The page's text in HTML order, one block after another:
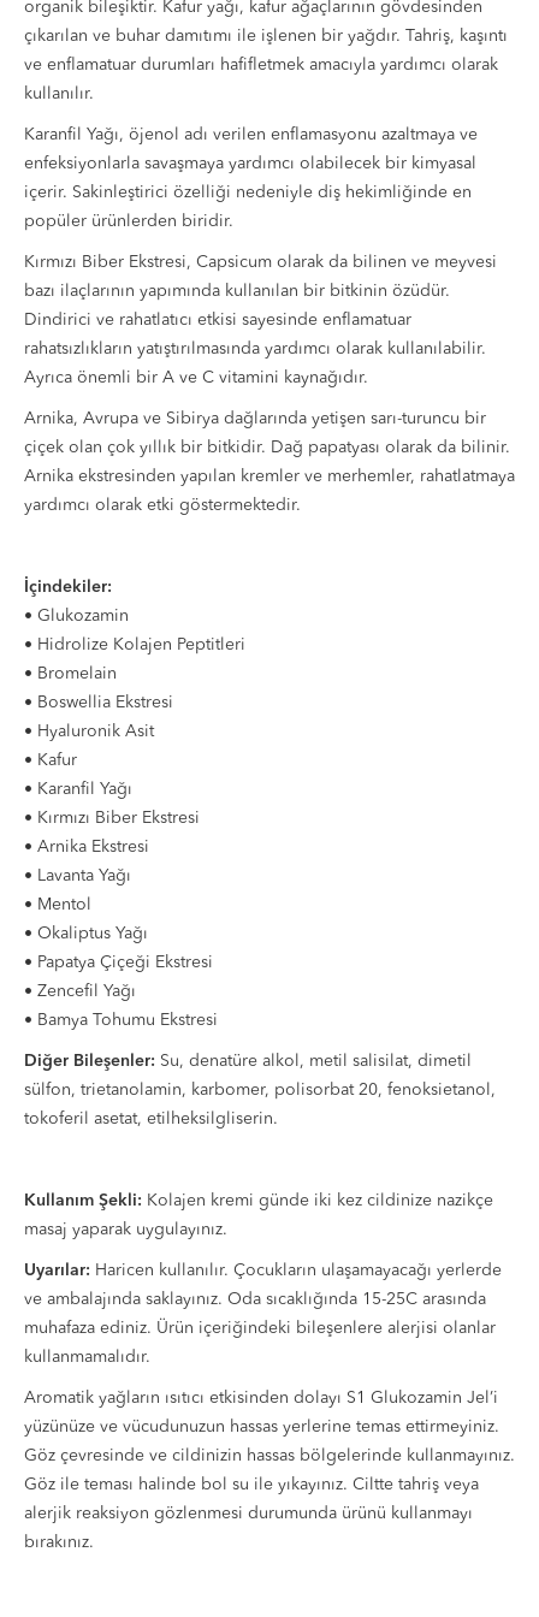
organik bileşiktir. Kafur yağı, kafur ağaçlarının gövdesinden
çıkarılan ve buhar damıtımı ile işlenen bir yağdır. Tahriş, kaşıntı
ve enflamatuar durumları hafifletmek amacıyla yardımcı olarak
kullanılır.
Karanfil Yağı, öjenol adı verilen enflamasyonu azaltmaya ve
enfeksiyonlarla savaşmaya yardımcı olabilecek bir kimyasal
içerir. Sakinleştirici özelliği nedeniyle diş hekimliğinde en
popüler ürünlerden biridir.
Kırmızı Biber Ekstresi, Capsicum olarak da bilinen ve meyvesi
bazı ilaçlarının yapımında kullanılan bir bitkinin özüdür.
Dindirici ve rahatlatıcı etkisi sayesinde enflamatuar
rahatsızlıkların yatıştırılmasında yardımcı olarak kullanılabilir.
Ayrıca önemli bir A ve C vitamini kaynağıdır.
Arnika, Avrupa ve Sibirya dağlarında yetişen sarı-turuncu bir
çiçek olan çok yıllık bir bitkidir. Dağ papatyası olarak da bilinir.
Arnika ekstresinden yapılan kremler ve merhemler, rahatlatmaya
yardımcı olarak etki göstermektedir.
İçindekiler:
• Glukozamin
• Hidrolize Kolajen Peptitleri
• Bromelain
• Boswellia Ekstresi
• Hyaluronik Asit
• Kafur
• Karanfil Yağı
• Kırmızı Biber Ekstresi
• Arnika Ekstresi
• Lavanta Yağı
• Mentol
• Okaliptus Yağı
• Papatya Çiçeği Ekstresi
• Zencefil Yağı
• Bamya Tohumu Ekstresi
Diğer Bileşenler: Su, denatüre alkol, metil salisilat, dimetil
sülfon, trietanolamin, karbomer, polisorbat 20, fenoksietanol,
tokoferil asetat, etilheksilgliserin.
Kullanım Şekli: Kolajen kremi günde iki kez cildinize nazikçe
masaj yaparak uygulayınız.
Uyarılar: Haricen kullanılır. Çocukların ulaşamayacağı yerlerde
ve ambalajında saklayınız. Oda sıcaklığında 15-25C arasında
muhafaza ediniz. Ürün içeriğindeki bileşenlere alerjisi olanlar
kullanmamalıdır.
Aromatik yağların ısıtıcı etkisinden dolayı S1 Glukozamin Jel’i
yüzünüze ve vücudunuzun hassas yerlerine temas ettirmeyiniz.
Göz çevresinde ve cildinizin hassas bölgelerinde kullanmayınız.
Göz ile teması halinde bol su ile yıkayınız. Ciltte tahriş veya
alerjik reaksiyon gözlenmesi durumunda ürünü kullanmayı
bırakınız.